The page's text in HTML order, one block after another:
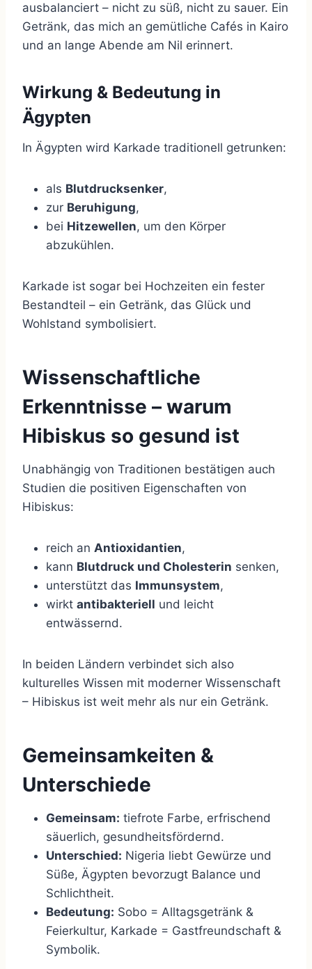
ausbalanciert – nicht zu süß, nicht zu sauer. Ein
Getränk, das mich an gemütliche Cafés in Kairo
und an lange Abende am Nil erinnert.
Wirkung & Bedeutung in
Ägypten
In Ägypten wird Karkade traditionell getrunken:
als Blutdrucksenker,
zur Beruhigung,
bei Hitzewellen, um den Körper
abzukühlen.
Karkade ist sogar bei Hochzeiten ein fester
Bestandteil – ein Getränk, das Glück und
Wohlstand symbolisiert.
Wissenschaftliche
Erkenntnisse – warum
Hibiskus so gesund ist
Unabhängig von Traditionen bestätigen auch
Studien die positiven Eigenschaften von
Hibiskus:
reich an Antioxidantien,
kann Blutdruck und Cholesterin senken,
unterstützt das Immunsystem,
wirkt antibakteriell und leicht
entwässernd.
In beiden Ländern verbindet sich also
kulturelles Wissen mit moderner Wissenschaft
– Hibiskus ist weit mehr als nur ein Getränk.
Gemeinsamkeiten &
Unterschiede
Gemeinsam: tiefrote Farbe, erfrischend
säuerlich, gesundheitsfördernd.
Unterschied: Nigeria liebt Gewürze und
Süße, Ägypten bevorzugt Balance und
Schlichtheit.
Bedeutung: Sobo = Alltagsgetränk &
Feierkultur, Karkade = Gastfreundschaft &
Symbolik.